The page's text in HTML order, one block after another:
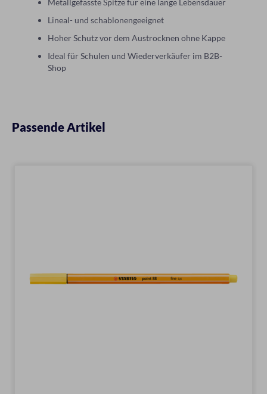
Metallgefasste Spitze für eine lange Lebensdauer
Lineal- und schablonengeeignet
Hoher Schutz vor dem Austrocknen ohne Kappe
Ideal für Schulen und Wiederverkäufer im B2B-
Shop
Passende Artikel